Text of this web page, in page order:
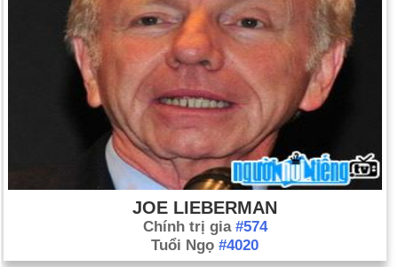
JOE LIEBERMAN
Chính trị gia #574
Tuổi Ngọ #4020